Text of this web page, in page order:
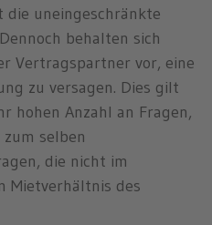
uneingeschränkte
behalten sich
Vertragspartner vor, eine
zu versagen. Dies gilt
hohen Anzahl an Fragen,
selben
die nicht im
Mietverhältnis des